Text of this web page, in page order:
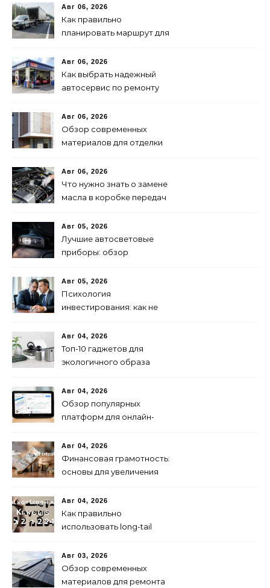
советы и рекомендации
Авг 06, 2026
Как правильно
планировать маршрут для
и методы
Авг 06, 2026
Как выбрать надежный
автосервис по ремонту
рекомендации
Авг 06, 2026
Обзор современных
материалов для отделки
решения
Авг 06, 2026
Что нужно знать о замене
масла в коробке передач
Авг 05, 2026
Лучшие автосветовые
приборы: обзор
безопасной езды
Авг 05, 2026
Психология
инвестирования: как не
рынка
Авг 04, 2026
Топ-10 гаджетов для
экологичного образа
Авг 04, 2026
Обзор популярных
платформ для онлайн-
Авг 04, 2026
Финансовая грамотность:
основы для увеличения
Авг 04, 2026
Как правильно
использовать long-tail
году для продвижения
сайта
Авг 03, 2026
Обзор современных
материалов для ремонта